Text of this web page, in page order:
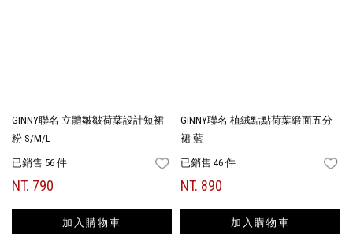
GINNY聯名 立體皺皺荷葉設計短裙-
粉 S/M/L
已銷售 56 件 FAVORITES
NT. 790
加入購物車
GINNY聯名 植絨點點荷葉緞面五分
裙-藍
已銷售 46 件
NT. 890
加入購物車